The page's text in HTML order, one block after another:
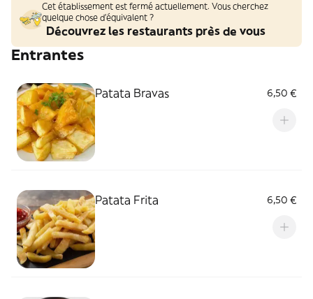
Cet établissement est fermé actuellement. Vous cherchez
quelque chose d'équivalent ?
Découvrez les restaurants près de vous
Entrantes
Patata Bravas 6,50 €
Patata Frita 6,50 €